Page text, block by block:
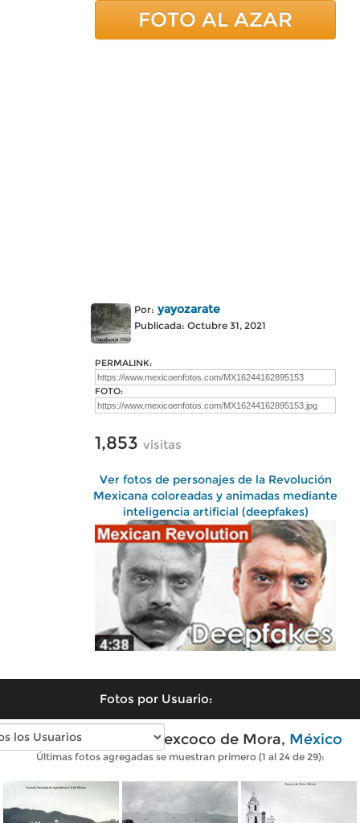
FOTO AL AZAR
Por: yayozarate
Publicada: Octubre 31, 2021
PERMALINK:
FOTO:
1,853 visitas
Ver fotos de personajes de la Revolución
Mexicana coloreadas y animadas mediante
inteligencia artificial (deepfakes)
Fotos por Usuario:
Fotos antiguas de Texcoco de Mora, México
Últimas fotos agregadas se muestran primero (1 al 24 de 29):